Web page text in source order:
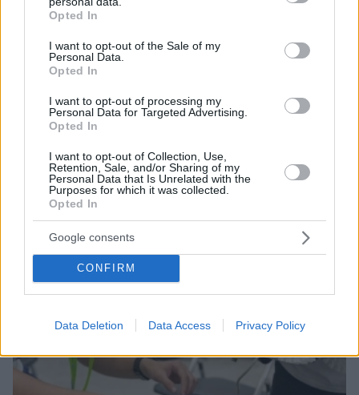
grant or deny consent to Google and its third-party tags to
use your data for below specified purposes in below Google
consent section.
Opted In
I want to opt-out of the Sale of my
Personal Data.
Opted In
I want to opt-out of processing my
Personal Data for Targeted Advertising.
Opted In
I want to opt-out of Collection, Use,
Retention, Sale, and/or Sharing of my
Personal Data that Is Unrelated with the
Purposes for which it was collected.
Opted In
Google consents
CONFIRM
Data Deletion Data Access Privacy Policy
των τηλεφωνικών υποκλοπών
27.04.2026, 09:15
Thema Insights